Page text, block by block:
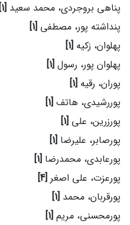
پناهی بروجردی، محمد سعید [1]
پنداشته پور، مصطفی [1]
پهلوان، زکیه [1]
پهلوان پور، رسول [1]
پوران، رقیه [1]
پوررشیدی، هاتف [1]
پورزرین، علی [1]
پورصابر، علیرضا [1]
پورعابدی، محمدرضا [1]
پورعزت، علی اصغر [4]
پورقربان، محمد [1]
پورمحسنی، مریم [1]